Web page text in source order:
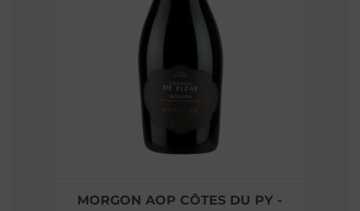
MORGON AOP CÔTES DU PY -